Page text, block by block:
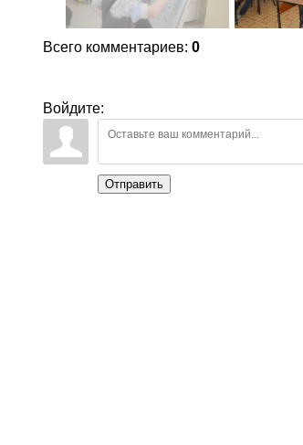
Всего комментариев: 0
Войдите:
Отправить